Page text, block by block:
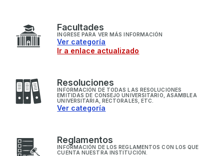
Facultades
INGRESE PARA VER MÁS INFORMACIÓN
Ver categoría
Ir a enlace actualizado
Resoluciones
INFORMACIÓN DE TODAS LAS RESOLUCIONES
EMITIDAS DE CONSEJO UNIVERSITARIO, ASAMBLEA
UNIVERSITARIA, RECTORALES, ETC.
Ver categoría
Reglamentos
INFORMACIÓN DE LOS REGLAMENTOS CON LOS QUE
CUENTA NUESTRA INSTITUCIÓN.